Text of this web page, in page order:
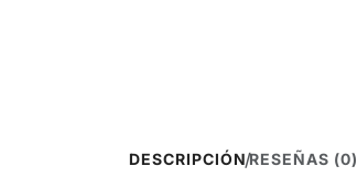
DESCRIPCIÓN/RESEÑAS (0)